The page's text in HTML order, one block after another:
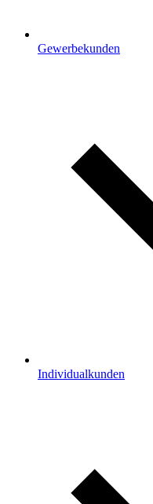
Gewerbekunden
Individualkunden